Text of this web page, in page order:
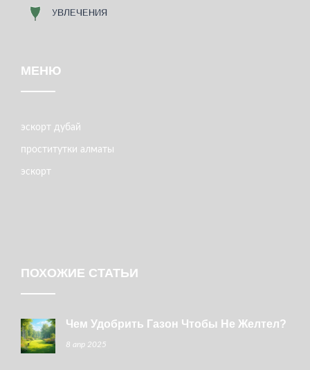
МЕНЮ
эскорт дубай
проститутки алматы
эскорт
ПОХОЖИЕ СТАТЬИ
Чем Удобрить Газон Чтобы Не Желтел?
8 апр 2025